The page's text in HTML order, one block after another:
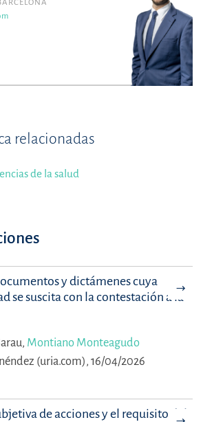
relacionadas
de la salud
y dictámenes cuya
se suscita con la contestación a la
Montiano Monteagudo
(uria.com), 16/04/2026
de acciones y el requisito del